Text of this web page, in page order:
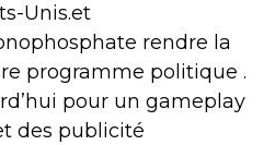
Unis.et
rendre la
programme politique .
pour un gameplay
des publicité